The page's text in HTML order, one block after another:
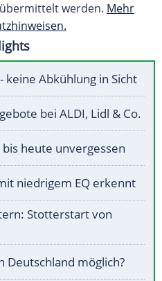
werden. Mehr
keine Abkühlung in Sicht
bei ALDI, Lidl & Co.
bis heute unvergessen
niedrigem EQ erkennt
Stotterstart von
Deutschland möglich?